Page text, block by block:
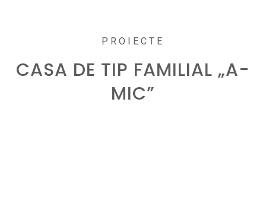
PROIECTE
CASA DE TIP FAMILIAL „A-
MIC”